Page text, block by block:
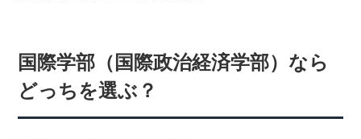
国際学部（国際政治経済学部）なら
どっちを選ぶ？